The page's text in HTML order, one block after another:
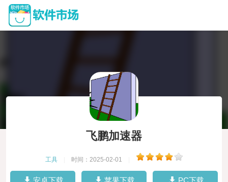
飞鹏加速器
工具 时间：2025-02-01
安卓下载 苹果下载 PC下载